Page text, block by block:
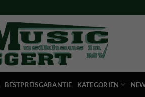
BESTPREISGARANTIE KATEGORIEN